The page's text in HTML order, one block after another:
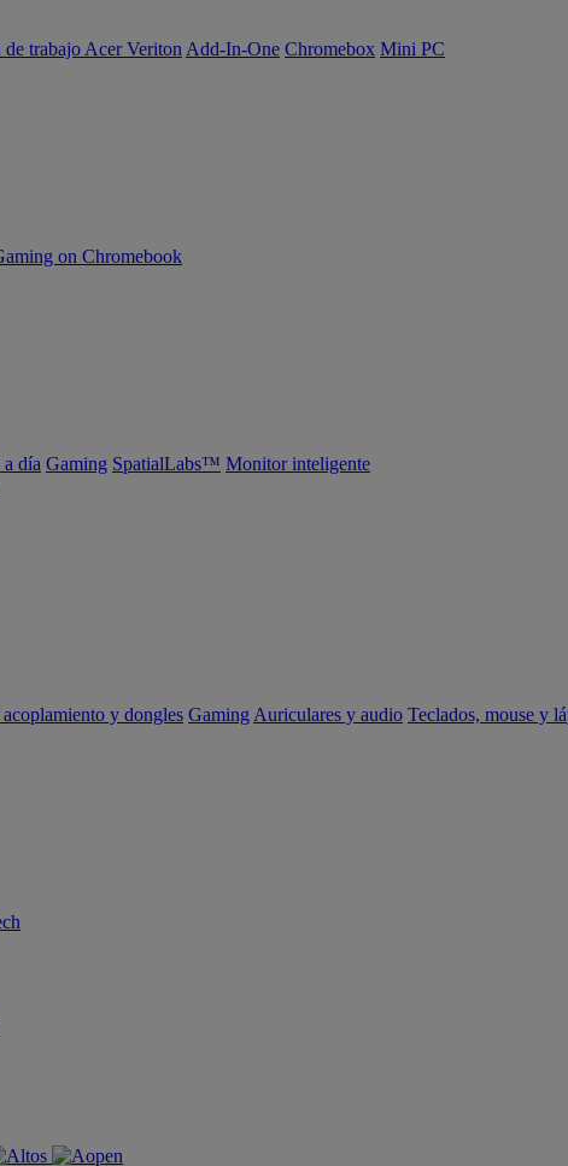
de trabajo Acer Veriton Add-In-One Chromebox Mini PC
on Chromebook
día Gaming SpatialLabs™ Monitor inteligente
y dongles Gaming Auriculares y audio Teclados, mouse y